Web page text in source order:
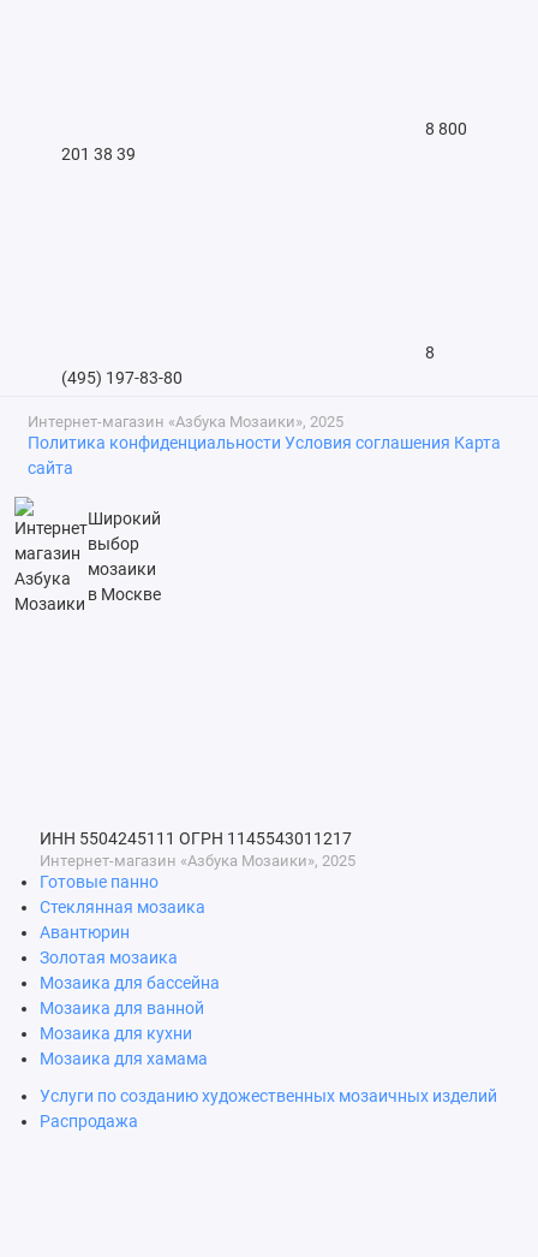
8 800
201 38 39
8
(495) 197-83-80
Интернет-магазин «Азбука Мозаики», 2025
Политика конфиденциальности Условия соглашения Карта
сайта
Широкий
выбор
мозаики
в Москве
ИНН 5504245111 ОГРН 1145543011217
Интернет-магазин «Азбука Мозаики», 2025
Готовые панно
Стеклянная мозаика
Авантюрин
Золотая мозаика
Мозаика для бассейна
Мозаика для ванной
Мозаика для кухни
Мозаика для хамама
Услуги по созданию художественных мозаичных изделий
Распродажа